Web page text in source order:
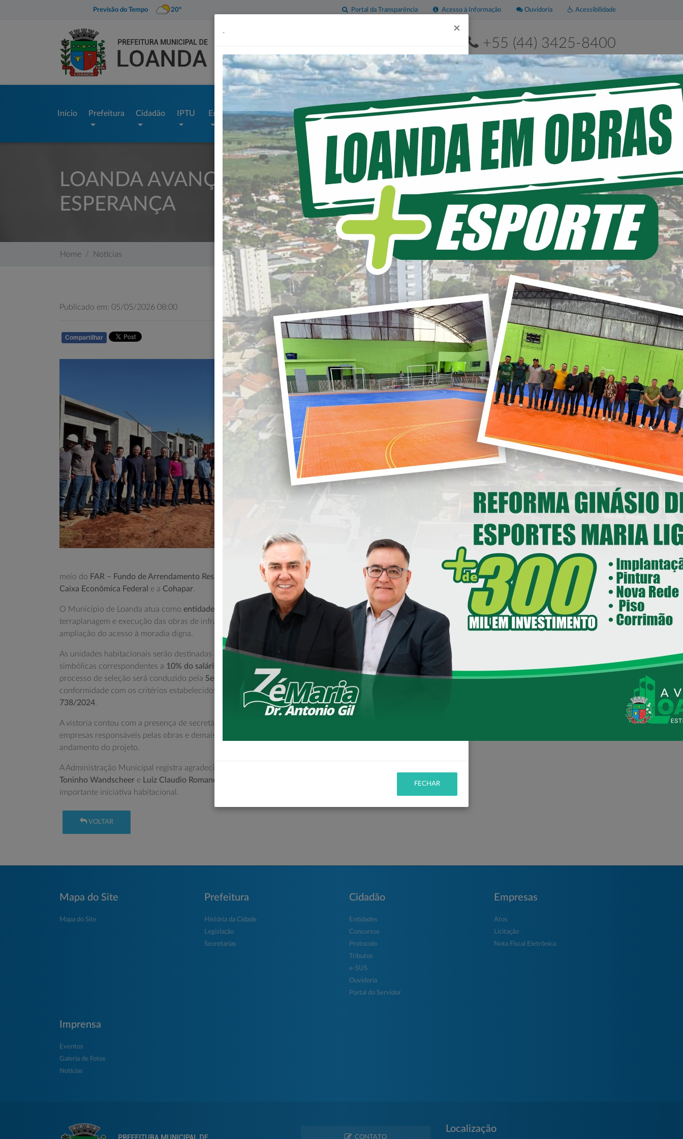
Previsão do Tempo 20º Acessibilidade
Ouvidoria
Acesso à Informação
Portal da Transparência
+55 (44) 3425-8400
2ª a 6ª de 8h às 11h30 e das 13h às 17h30
Início Prefeitura Cidadão IPTU Empresas Imprensa Servidor Contatos
Sala do
Empreendedor
Municipais
Portal da
Transparência
LOANDA AVANÇA NA HABITAÇÃO COM O RESIDENCIAL
ESPERANÇA
Home Notícias
Publicado em: 05/05/2026 08:00
Compartilhar
A Prefeitura Municipal de Loanda realizou,
na data de hoje, vistoria nas obras do
Residencial Esperança, um importante
empreendimento habitacional que está em
ritmo acelerado de execução no município.
O residencial contará com
100 novas
moradias
, todas com
50 m² de área
construída
, além de infraestrutura
completa
, incluindo pavimentação
asfáltica, galerias pluviais e rede de esgoto.
O projeto representa um investimento
Federal
contrapartida do Município de Loanda.
Os recursos federais são viabilizados por
meio do FAR – Fundo de Arrendamento Residencial , em uma parceria entre o Ministério das Cidades
Caixa Econômica Federal
e a Cohapar
O Município de Loanda atua como entidade doadora
, investindo na aquisição dos terrenos, serviços de
terraplanagem e execução das obras de infraestrutura urbana, reafirmando o compromisso com a
ampliação do acesso à moradia digna.
As unidades habitacionais serão destinadas a famílias por meio de subsídio habitacional
, com prestações
simbólicas correspondentes a 10% do salário mínimo nacional vigente, pelo período de 60 meses
processo de seleção será conduzido pela Secretaria Municipal do Trabalho e Assistência Social, em
conformidade com os critérios estabelecidos pelo Ministério das Cidades, conforme a
738/2024
A vistoria contou com a presença de secretários municipais, diretores, vereadores, representantes das
empresas responsáveis pelas obras e demais autoridades locais, que acompanharam de perto o
andamento do projeto.
A Administração Municipal registra agradecimento ao
Toninho Wandscheer e Luiz Claudio Romanelli
importante iniciativa habitacional.
VOLTAR
LEIA MAIS
11/06/2026 20:00
Secretaria de Planejamento – SEPL
Pavimentação da Estrada do Baú
avança com mais 3,6 km de asfalto
rural
22/05/2026 19:00
Gabinete do Prefeito – GPRE
Deputado Federal Toninho
Wandscheer cumpre agenda
institucional em Loanda
Secretaria de Esportes e Lazer - SEEL
reforma do Ginásio de Esportes
Maria Ligiane
11/05/2026 08:00
Secretaria de Indústria, Comércio - SEIC
Distrito Industrial de Loanda avança e
24/04/2026 08:00
. ×
FECHAR
Mapa do Site
Mapa do Site
Prefeitura
História da Cidade
Legislação
Secretarias
Cidadão
Entidades
Concursos
Protocolo
Tributos
e-SUS
Ouvidoria
Portal do Servidor
Empresas
Atos
Licitação
Nota Fiscal Eletrônica
Imprensa
Eventos
Galeria de Fotos
Notícias
CONTATO
Localização